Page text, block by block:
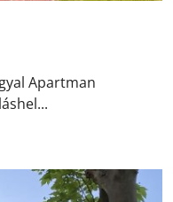
Apartman